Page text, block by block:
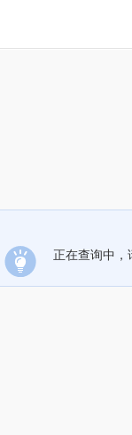
正在查询中，